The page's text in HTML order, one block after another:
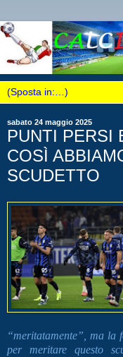
sabato 24 maggio 2025
PUNTI PERSI
COSÌ
SCUDETTO
“meritatamente”, ma la
per meritare questo